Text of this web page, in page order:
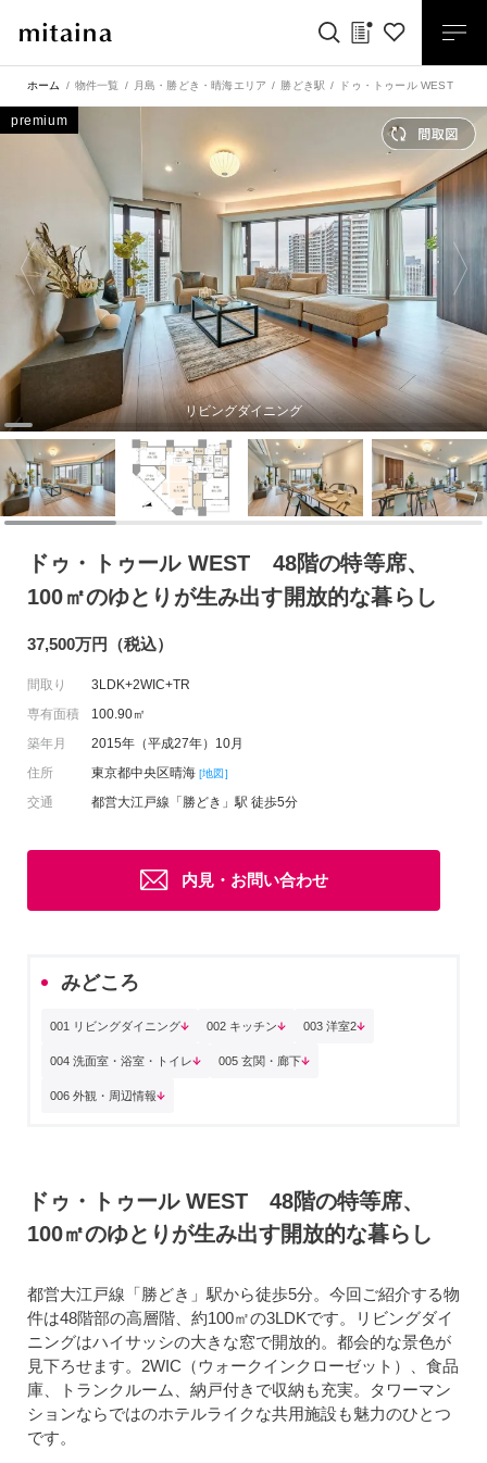
ホーム 物件一覧 月島・勝どき・晴海エリア 勝どき駅 ドゥ・トゥール WEST 48
リビングダイニング
premium
ドゥ・トゥール WEST 48階の特等席、
100㎡のゆとりが生み出す開放的な暮らし
37,500万円（税込）
間取り
3LDK+2WIC+TR
専有面積
100.90㎡
築年月
2015年（平成27年）10月
住所
東京都中央区晴海 [地図]
交通 都営大江戸線「勝どき」駅 徒歩5分
内見・お問い合わせ
みどころ
001 リビングダイニング 002 キッチン 003 洋室2
004 洗面室・浴室・トイレ 005 玄関・廊下
006 外観・周辺情報
ドゥ・トゥール WEST 48階の特等席、
100㎡のゆとりが生み出す開放的な暮らし
都営大江戸線「勝どき」駅から徒歩5分。今回ご紹介する物
件は48階部の高層階、約100㎡の3LDKです。リビングダイ
ニングはハイサッシの大きな窓で開放的。都会的な景色が
見下ろせます。2WIC（ウォークインクローゼット）、食品
庫、トランクルーム、納戸付きで収納も充実。タワーマン
ションならではのホテルライクな共用施設も魅力のひとつ
です。